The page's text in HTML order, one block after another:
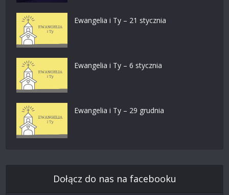
Ewangelia i Ty – 21 stycznia
Ewangelia i Ty – 6 stycznia
Ewangelia i Ty – 29 grudnia
Dołącz do nas na facebooku